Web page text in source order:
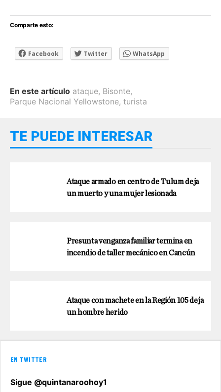
Comparte esto:
Facebook Twitter WhatsApp
En este artículo ataque, Bisonte,
Parque Nacional Yellowstone, turista
TE PUEDE INTERESAR
Ataque armado en centro de Tulum deja
un muerto y una mujer lesionada
Presunta venganza familiar termina en
incendio de taller mecánico en Cancún
Ataque con machete en la Región 105 deja
un hombre herido
EN TWITTER
Sigue @quintanaroohoy1